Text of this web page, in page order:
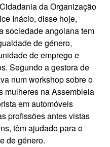
da Organização
Inácio, disse hoje,
sociedade angolana tem
de género,
de emprego e
Segundo a gestora de
num workshop sobre o
mulheres na Assembleia
em automóveis
profissões antes vistas
têm ajudado para o
de género.